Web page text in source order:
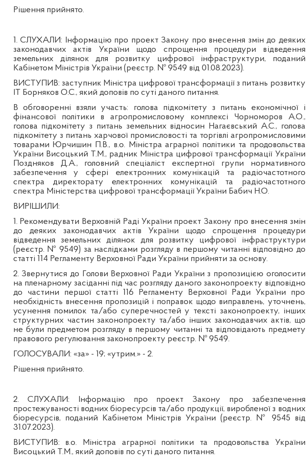
Рішення прийнято.
1. СЛУХАЛИ: Інформацію про проект Закону про внесення змін до деяких
законодавчих актів України щодо спрощення процедури відведення
земельних ділянок для розвитку цифрової інфраструктури, поданий
Кабінетом Міністрів України (реєстр. № 9549 від 01.08.2023).
ВИСТУПИВ: заступник Міністра цифрової трансформації з питань розвитку
IT Борняков О.С., який доповів по суті даного питання.
В обговоренні взяли участь: голова підкомітету з питань економічної і
фінансової політики в агропромисловому комплексі Чорноморов А.О.,
голова підкомітету з питань земельних відносин Нагаєвський А.С., голова
підкомітету з питань харчової промисловості та торгівлі агропромисловими
товарами Юрчишин П.В., в.о. Міністра аграрної політики та продовольства
України Висоцький Т.М., радник Міністра цифрової трансформації України
Поздняков Д.А., головний спеціаліст експертної групи нормативного
забезпечення у сфері електронних комунікацій та радіочастотного
спектра директорату електронних комунікацій та радіочастотного
спектра Міністерства цифрової трансформації України Бабич Н.О.
ВИРІШИЛИ:
1. Рекомендувати Верховній Раді України проект Закону про внесення змін
до деяких законодавчих актів України щодо спрощення процедури
відведення земельних ділянок для розвитку цифрової інфраструктури
(реєстр. № 9549) за наслідками розгляду в першому читанні відповідно до
статті 114 Регламенту Верховної Ради України прийняти за основу.
2. Звернутися до Голови Верховної Ради України з пропозицією оголосити
на пленарному засіданні під час розгляду даного законопроекту відповідно
до частини першої статті 116 Регламенту Верховної Ради України про
необхідність внесення пропозицій і поправок щодо виправлень, уточнень,
усунення помилок та/або суперечностей у тексті законопроекту, інших
структурних частин законопроекту та/або інших законодавчих актів, що
не були предметом розгляду в першому читанні та відповідають предмету
правового регулювання законопроекту реєстр. № 9549.
ГОЛОСУВАЛИ: «за» - 19; «утрим.» - 2.
Рішення прийнято.
2. СЛУХАЛИ: Інформацію про
проект Закону про забезпечення
простежуваності водних біоресурсів та/або продукції, виробленої з водних
біоресурсів, поданий Кабінетом Міністрів України (реєстр. № 9545 від
31.07.2023).
ВИСТУПИВ: в.о. Міністра аграрної політики та продовольства України
Висоцький Т.М., який доповів по суті даного питання.